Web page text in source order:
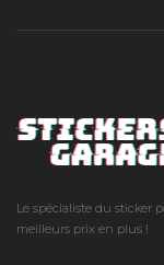
Le spécialiste du sticker
meilleurs prix en plus !